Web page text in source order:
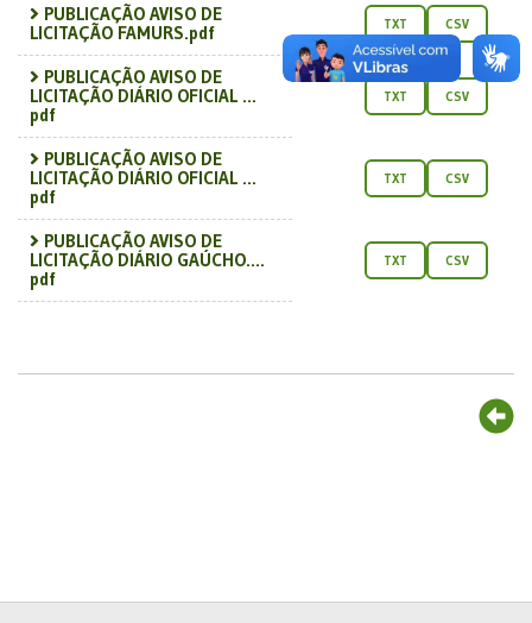
PUBLICAÇÃO AVISO DE
LICITAÇÃO FAMURS.pdf
TXT CSV
PUBLICAÇÃO AVISO DE
LICITAÇÃO DIÁRIO OFICIAL ...
pdf
TXT CSV
PUBLICAÇÃO AVISO DE
LICITAÇÃO DIÁRIO OFICIAL ...
pdf
TXT CSV
PUBLICAÇÃO AVISO DE
LICITAÇÃO DIÁRIO GAÚCHO....
pdf
TXT CSV